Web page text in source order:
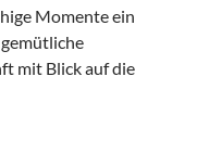
Momente ein
gemütliche
mit Blick auf die